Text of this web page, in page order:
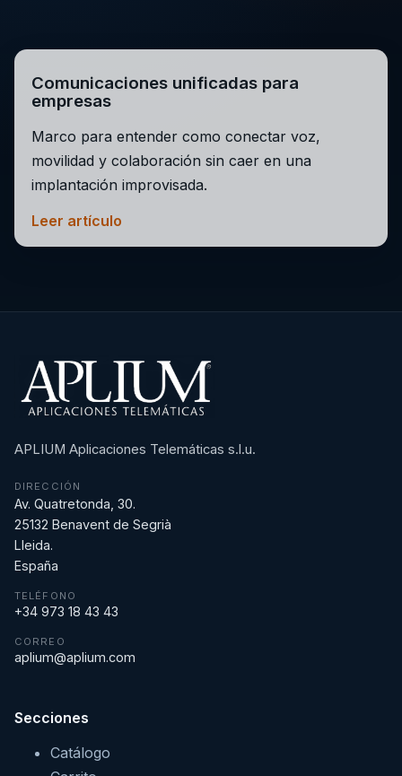
Comunicaciones unificadas para
empresas
Marco para entender como conectar voz,
movilidad y colaboración sin caer en una
implantación improvisada.
Leer artículo
APLIUM Aplicaciones Telemáticas s.l.u.
DIRECCIÓN
Av. Quatretonda, 30.
25132 Benavent de Segrià
Lleida.
España
TELÉFONO
+34 973 18 43 43
CORREO
aplium@aplium.com
Secciones
Catálogo